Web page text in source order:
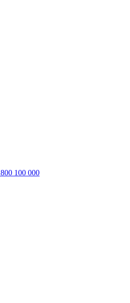
800 100 000